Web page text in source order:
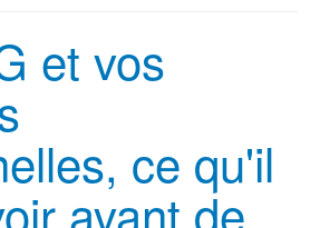
et vos
ce qu'il
avant de